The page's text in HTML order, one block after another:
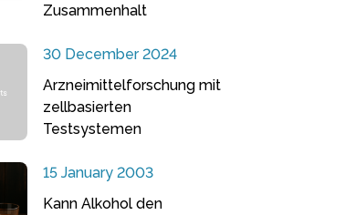
Zusammenhalt
30 December 2024
Arzneimittelforschung mit
zellbasierten
Testsystemen
15 January 2003
Kann Alkohol den